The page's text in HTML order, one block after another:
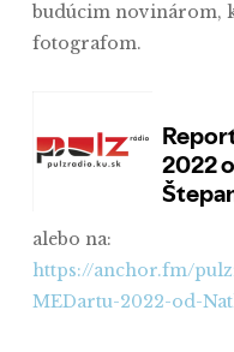
budúcim novinárom,
fotografom.
alebo na:
https://anchor.fm/
MEDartu-2022-od-